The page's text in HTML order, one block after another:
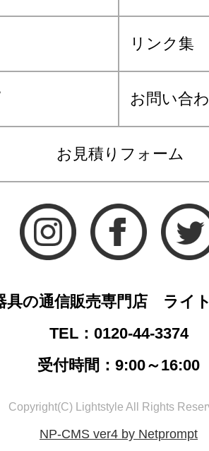
リンク集
お問い合
お見積りフォーム
具の通信販売専門店 ライ
TEL：0120-44-3374
受付時間：9:00～16:00
Copyright(C) Lightstyle All Rights
NP-CMS ver4 by Netprompt